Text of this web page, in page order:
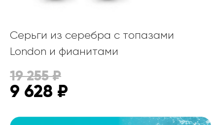
Серьги из серебра с топазами
London и фианитами
19 255₽
9 628 ₽